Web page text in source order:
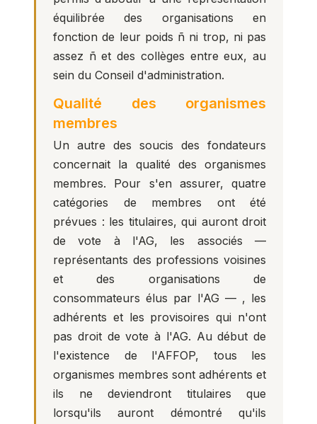
équilibrée des organisations en
fonction de leur poids ñ ni trop, ni pas
assez ñ et des collèges entre eux, au
sein du Conseil d'administration.
Qualité des organismes
membres
Un autre des soucis des fondateurs
concernait la qualité des organismes
membres. Pour s'en assurer, quatre
catégories de membres ont été
prévues : les titulaires, qui auront droit
de vote à l'AG, les associés —
représentants des professions voisines
et des organisations de
consommateurs élus par l'AG — , les
adhérents et les provisoires qui n'ont
pas droit de vote à l'AG. Au début de
l'existence de l'AFFOP, tous les
organismes membres sont adhérents et
ils ne deviendront titulaires que
lorsqu'ils auront démontré qu'ils